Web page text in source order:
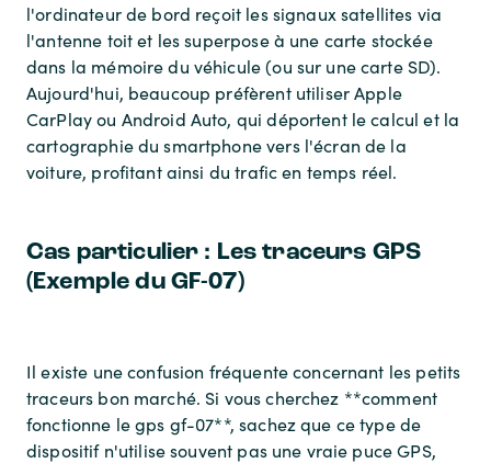
l'ordinateur de bord reçoit les signaux satellites via
l'antenne toit et les superpose à une carte stockée
dans la mémoire du véhicule (ou sur une carte SD).
Aujourd'hui, beaucoup préfèrent utiliser Apple
CarPlay ou Android Auto, qui déportent le calcul et la
cartographie du smartphone vers l'écran de la
voiture, profitant ainsi du trafic en temps réel.
Cas particulier : Les traceurs GPS
(Exemple du GF-07)
Il existe une confusion fréquente concernant les petits
traceurs bon marché. Si vous cherchez **comment
fonctionne le gps gf-07**, sachez que ce type de
dispositif n'utilise souvent pas une vraie puce GPS,